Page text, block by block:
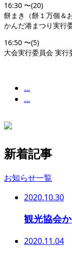
16:30 〜(20)
餅まき（餅１万個＆
かんだ港まつり実行
16:50 〜(5)
大会実行委員会 実行
...
...
新着記事
お知らせ一覧
2020.10.30
観光協会
2020.11.04